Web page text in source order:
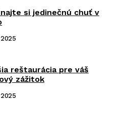
si jedinečnú chuť v
reštaurácia pre váš
zážitok